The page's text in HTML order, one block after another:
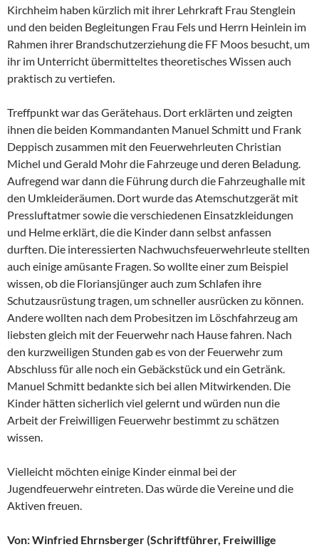
Kirchheim haben kürzlich mit ihrer Lehrkraft Frau Stenglein
und den beiden Begleitungen Frau Fels und Herrn Heinlein im
Rahmen ihrer Brandschutzerziehung die FF Moos besucht, um
ihr im Unterricht übermitteltes theoretisches Wissen auch
praktisch zu vertiefen.
Treffpunkt war das Gerätehaus. Dort erklärten und zeigten
ihnen die beiden Kommandanten Manuel Schmitt und Frank
Deppisch zusammen mit den Feuerwehrleuten Christian
Michel und Gerald Mohr die Fahrzeuge und deren Beladung.
Aufregend war dann die Führung durch die Fahrzeughalle mit
den Umkleideräumen. Dort wurde das Atemschutzgerät mit
Pressluftatmer sowie die verschiedenen Einsatzkleidungen
und Helme erklärt, die die Kinder dann selbst anfassen
durften. Die interessierten Nachwuchsfeuerwehrleute stellten
auch einige amüsante Fragen. So wollte einer zum Beispiel
wissen, ob die Floriansjünger auch zum Schlafen ihre
Schutzausrüstung tragen, um schneller ausrücken zu können.
Andere wollten nach dem Probesitzen im Löschfahrzeug am
liebsten gleich mit der Feuerwehr nach Hause fahren. Nach
den kurzweiligen Stunden gab es von der Feuerwehr zum
Abschluss für alle noch ein Gebäckstück und ein Getränk.
Manuel Schmitt bedankte sich bei allen Mitwirkenden. Die
Kinder hätten sicherlich viel gelernt und würden nun die
Arbeit der Freiwilligen Feuerwehr bestimmt zu schätzen
wissen.
Vielleicht möchten einige Kinder einmal bei der
Jugendfeuerwehr eintreten. Das würde die Vereine und die
Aktiven freuen.
Von: Winfried Ehrnsberger (Schriftführer, Freiwillige